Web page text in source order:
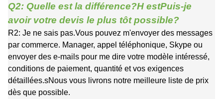
Q2: Quelle est la différence?H estPuis-je
avoir votre devis le plus tôt possible?
R2: Je ne sais pas.Vous pouvez m'envoyer des messages
par commerce. Manager, appel téléphonique, Skype ou
envoyer des e-mails pour me dire votre modèle intéressé,
conditions de paiement, quantité et vos exigences
détaillées.sNous vous livrons notre meilleure liste de prix
dès que possible.